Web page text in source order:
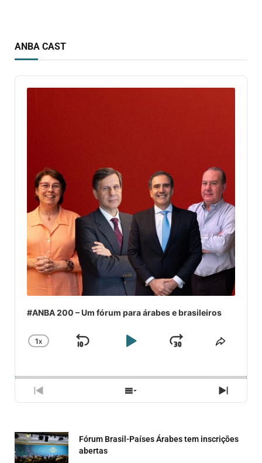
ANBA CAST
Audio
Player
#ANBA 200 – Um fórum para árabes e brasileiros
CHANGE
1X
SKIP
PLAYJUMP
PREVIOUS
EPISODE
SHOW
EPISODES
NEXT
Fórum Brasil-Países Árabes tem inscrições
abertas